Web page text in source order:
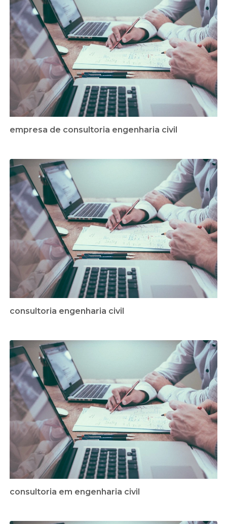
empresa de consultoria engenharia civil
consultoria engenharia civil
consultoria em engenharia civil